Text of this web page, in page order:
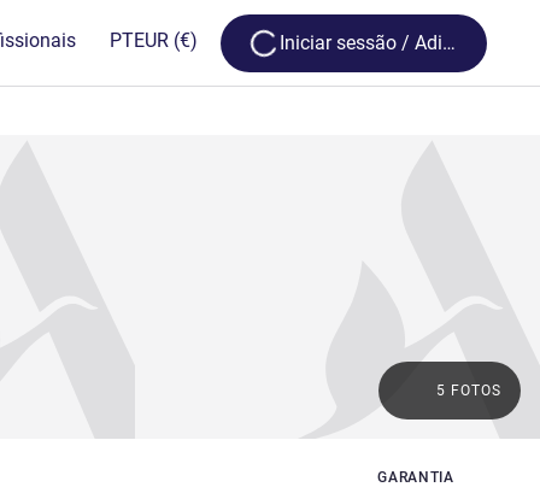
PTEUR (€) Loading...
Iniciar sessão / Adira
GARANTIA
5 FOTOS